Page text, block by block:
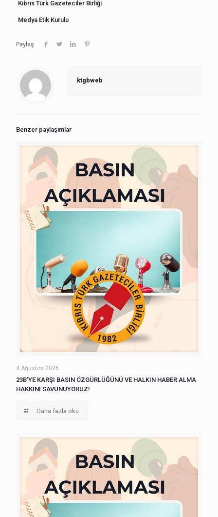
Kıbrıs Türk Gazeteciler Birliği
Medya Etik Kurulu
Paylaş
ktgbweb
Benzer paylaşımlar
4 Ağustos 2026
23B’YE KARŞI BASIN ÖZGÜRLÜĞÜNÜ VE HALKIN HABER ALMA
HAKKINI SAVUNUYORUZ!
Daha fazla oku